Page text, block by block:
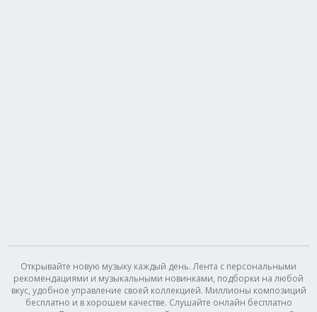
Открывайте новую музыку каждый день. Лента с персональными
рекомендациями и музыкальными новинками, подборки на любой
вкус, удобное управление своей коллекцией. Миллионы композиций
бесплатно и в хорошем качестве. Слушайте онлайн бесплатно